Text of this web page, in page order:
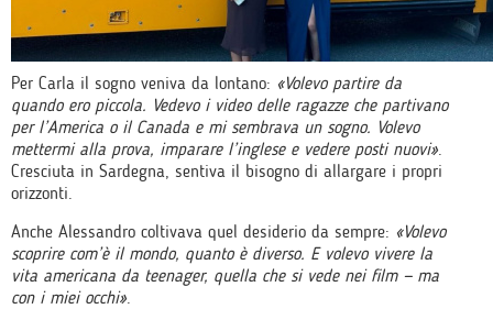
Per Carla il sogno veniva da lontano: «Volevo partire da
quando ero piccola. Vedevo i video delle ragazze che partivano
per l’America o il Canada e mi sembrava un sogno. Volevo
mettermi alla prova, imparare l’inglese e vedere posti nuovi».
Cresciuta in Sardegna, sentiva il bisogno di allargare i propri
orizzonti.
Anche Alessandro coltivava quel desiderio da sempre: «Volevo
scoprire com’è il mondo, quanto è diverso. E volevo vivere la
vita americana da teenager, quella che si vede nei film — ma
con i miei occhi».